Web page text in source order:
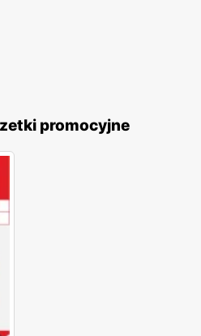
promocyjne